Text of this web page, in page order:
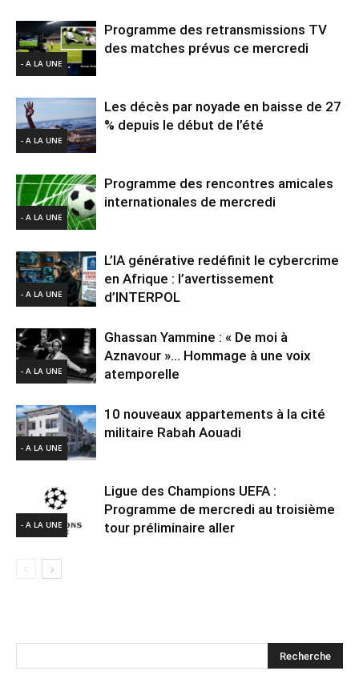
- A LA UNE
Programme des retransmissions TV
des matches prévus ce mercredi
- A LA UNE
Les décès par noyade en baisse de 27
% depuis le début de l’été
- A LA UNE
Programme des rencontres amicales
internationales de mercredi
- A LA UNE
L’IA générative redéfinit le cybercrime
en Afrique : l’avertissement
d’INTERPOL
- A LA UNE
Ghassan Yammine : « De moi à
Aznavour »… Hommage à une voix
atemporelle
- A LA UNE
10 nouveaux appartements à la cité
militaire Rabah Aouadi
- A LA UNE
Ligue des Champions UEFA :
Programme de mercredi au troisième
tour préliminaire aller